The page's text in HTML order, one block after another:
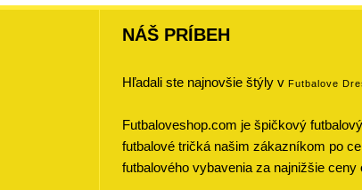
NÁŠ PRÍBEH
Hľadali ste najnovšie štýly v Futbalove
Futbaloveshop.com je špičkový
futbalové tričká našim zákazníkom po
futbalového vybavenia za najnižšie ceny